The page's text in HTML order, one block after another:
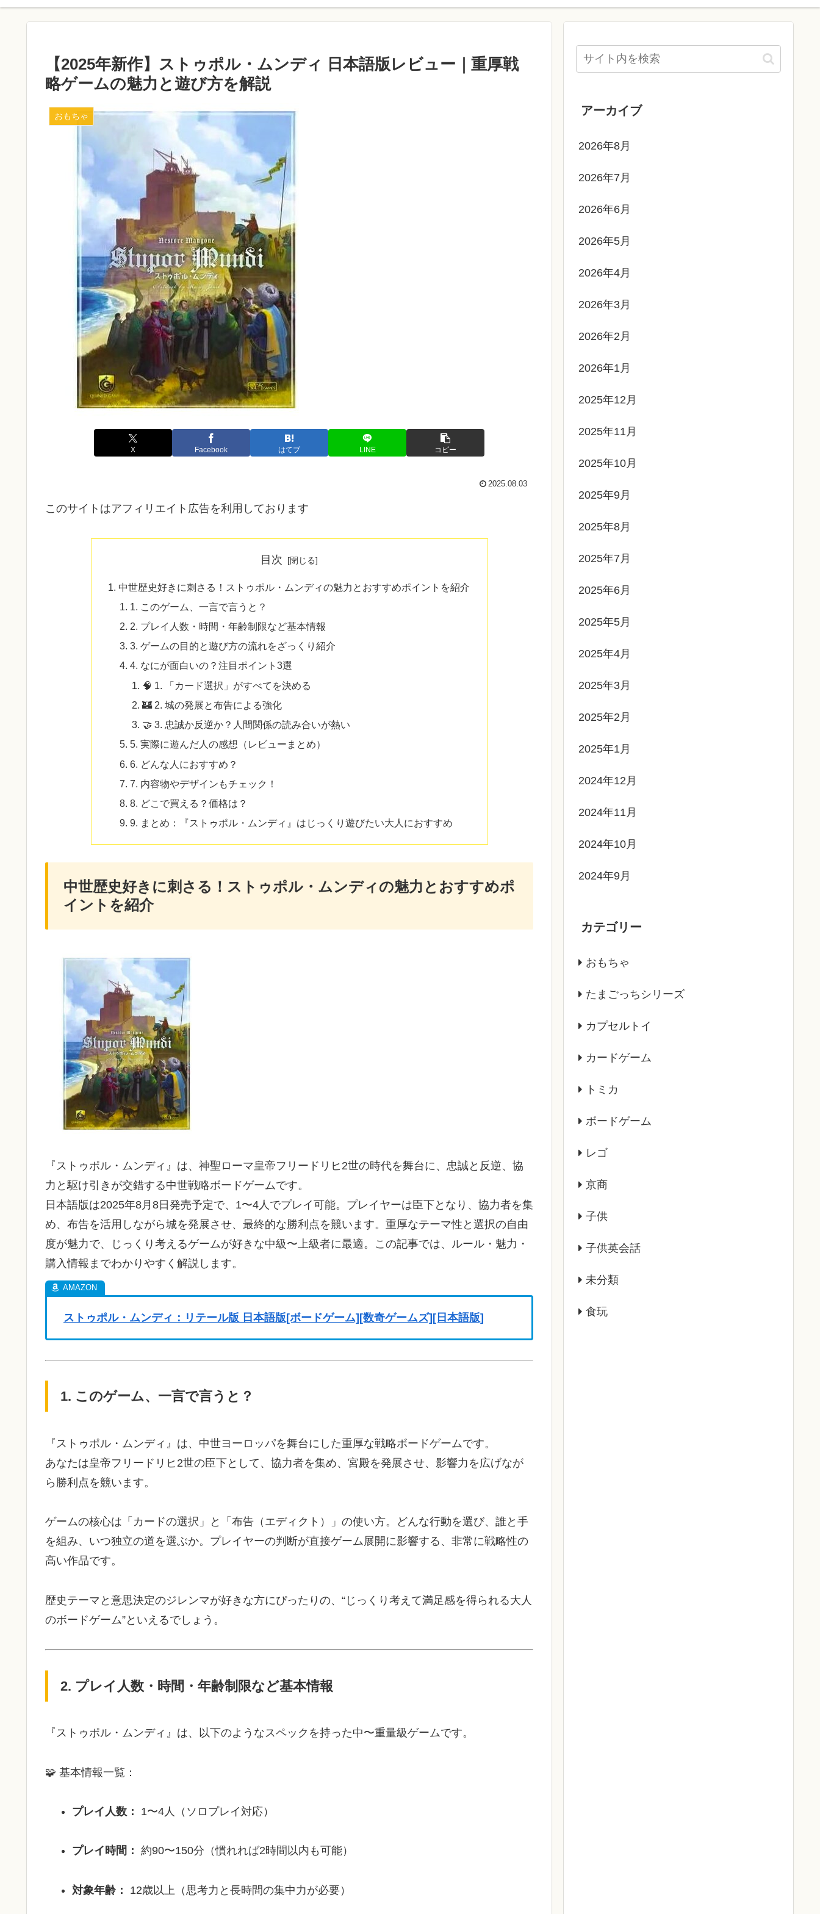
【2025年新作】ストゥポル・ムンディ 日本語版レビュー｜重厚戦
略ゲームの魅力と遊び方を解説
おもちゃ
X Facebook はてブ LINE コピー
2025.08.03
このサイトはアフィリエイト広告を利用しております
目次
中世歴史好きに刺さる！ストゥポル・ムンディの魅力とおすすめポイントを紹介
1. このゲーム、一言で言うと？
2. プレイ人数・時間・年齢制限など基本情報
3. ゲームの目的と遊び方の流れをざっくり紹介
4. なにが面白いの？注目ポイント3選
🧠 1. 「カード選択」がすべてを決める
🏰 2. 城の発展と布告による強化
🤝 3. 忠誠か反逆か？人間関係の読み合いが熱い
5. 実際に遊んだ人の感想（レビューまとめ）
6. どんな人におすすめ？
7. 内容物やデザインもチェック！
8. どこで買える？価格は？
9. まとめ：『ストゥポル・ムンディ』はじっくり遊びたい大人におすすめ
中世歴史好きに刺さる！ストゥポル・ムンディの魅力とおすすめポ
イントを紹介
『ストゥポル・ムンディ』は、神聖ローマ皇帝フリードリヒ2世の時代を舞台に、忠誠と反逆、協
力と駆け引きが交錯する中世戦略ボードゲームです。
日本語版は2025年8月8日発売予定で、1〜4人でプレイ可能。プレイヤーは臣下となり、協力者を集
め、布告を活用しながら城を発展させ、最終的な勝利点を競います。重厚なテーマ性と選択の自由
度が魅力で、じっくり考えるゲームが好きな中級〜上級者に最適。この記事では、ルール・魅力・
購入情報までわかりやすく解説します。
ストゥポル・ムンディ：リテール版 日本語版[ボードゲーム][数奇ゲームズ][日本語版]
1. このゲーム、一言で言うと？
『ストゥポル・ムンディ』は、中世ヨーロッパを舞台にした重厚な戦略ボードゲームです。
あなたは皇帝フリードリヒ2世の臣下として、協力者を集め、宮殿を発展させ、影響力を広げなが
ら勝利点を競います。
ゲームの核心は「カードの選択」と「布告（エディクト）」の使い方。どんな行動を選び、誰と手
を組み、いつ独立の道を選ぶか。プレイヤーの判断が直接ゲーム展開に影響する、非常に戦略性の
高い作品です。
歴史テーマと意思決定のジレンマが好きな方にぴったりの、“じっくり考えて満足感を得られる大人
のボードゲーム”といえるでしょう。
2. プレイ人数・時間・年齢制限など基本情報
『ストゥポル・ムンディ』は、以下のようなスペックを持った中〜重量級ゲームです。
🧩 基本情報一覧：
プレイ人数： 1〜4人（ソロプレイ対応）
プレイ時間： 約90〜150分（慣れれば2時間以内も可能）
対象年齢： 12歳以上（思考力と長時間の集中力が必要）
アーカイブ
2026年8月
2026年7月
2026年6月
2026年5月
2026年4月
2026年3月
2026年2月
2026年1月
2025年12月
2025年11月
2025年10月
2025年9月
2025年8月
2025年7月
2025年6月
2025年5月
2025年4月
2025年3月
2025年2月
2025年1月
2024年12月
2024年11月
2024年10月
2024年9月
カテゴリー
おもちゃ
たまごっちシリーズ
カプセルトイ
カードゲーム
トミカ
ボードゲーム
レゴ
京商
子供
子供英会話
未分類
食玩